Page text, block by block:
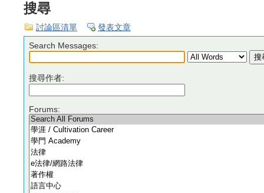
搜尋
討論區清單 發表文章
Search Messages:
搜尋作者:
Forums: